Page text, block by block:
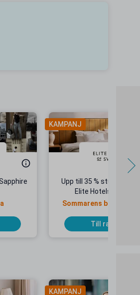
KAMPANJ
Upp till 35 %
Elite Hotels of
Sommarens bästa
Till rabatten
KAMPANJ